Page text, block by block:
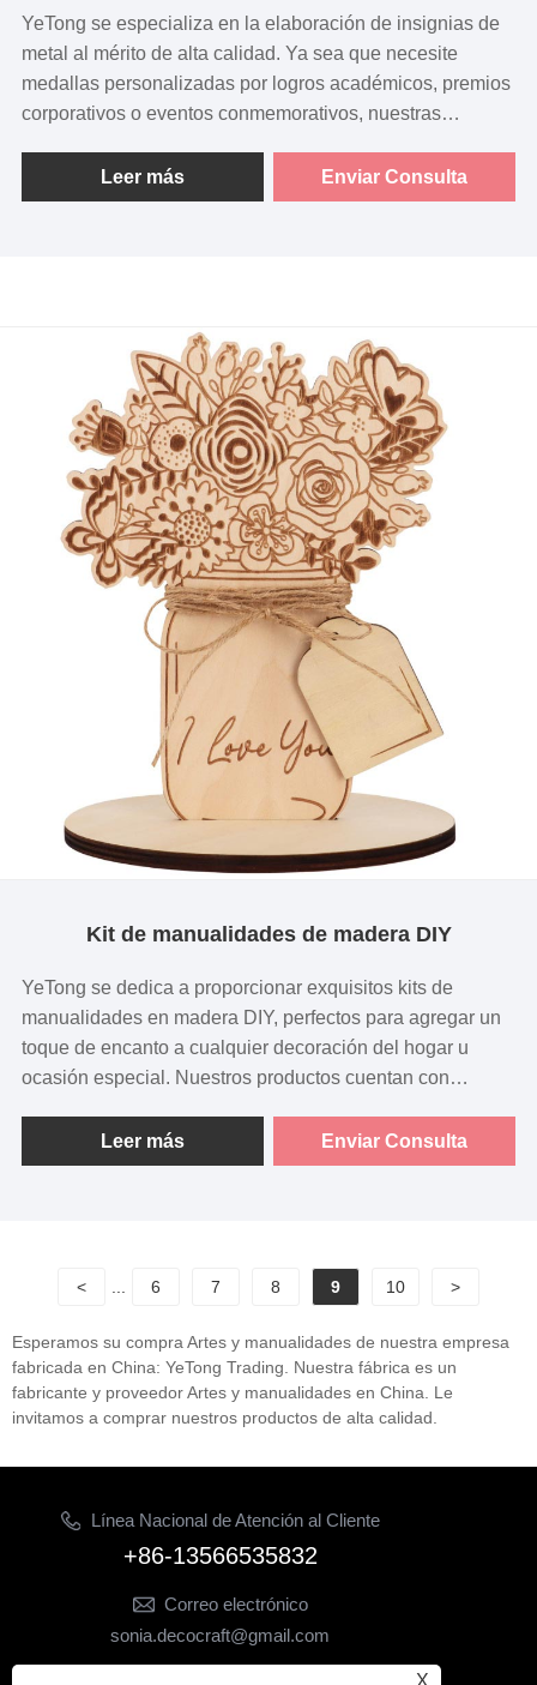
YeTong se especializa en la elaboración de insignias de
metal al mérito de alta calidad. Ya sea que necesite
medallas personalizadas por logros académicos, premios
corporativos o eventos conmemorativos, nuestras
variedad de técnicas de producción disponibles, que
incluyen esmalte, epoxi y diseños 2D/3D, podemos hacer
Leer más Enviar Consulta
Kit de manualidades de madera DIY
YeTong se dedica a proporcionar exquisitos kits de
manualidades en madera DIY, perfectos para agregar un
toque de encanto a cualquier decoración del hogar u
ocasión especial. Nuestros productos cuentan con
para celebrar el Día de la Madre, cumpleaños y otras
ocasiones festivas.
Leer más Enviar Consulta
< 6 7 8 9 10 >
Esperamos su compra Artes y manualidades de nuestra empresa
fabricada en China: YeTong Trading. Nuestra fábrica es un
fabricante y proveedor Artes y manualidades en China. Le
invitamos a comprar nuestros productos de alta calidad.
Línea Nacional de Atención al Cliente
+86-13566535832
Correo electrónico
sonia.decocraft@gmail.com
X